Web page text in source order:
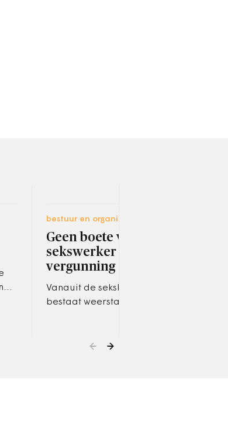
bestuur en organisatie
Geen boete voor
sekswerker zonder
vergunning
Vanauit de seksbranche
bestaat weerstand tegen de